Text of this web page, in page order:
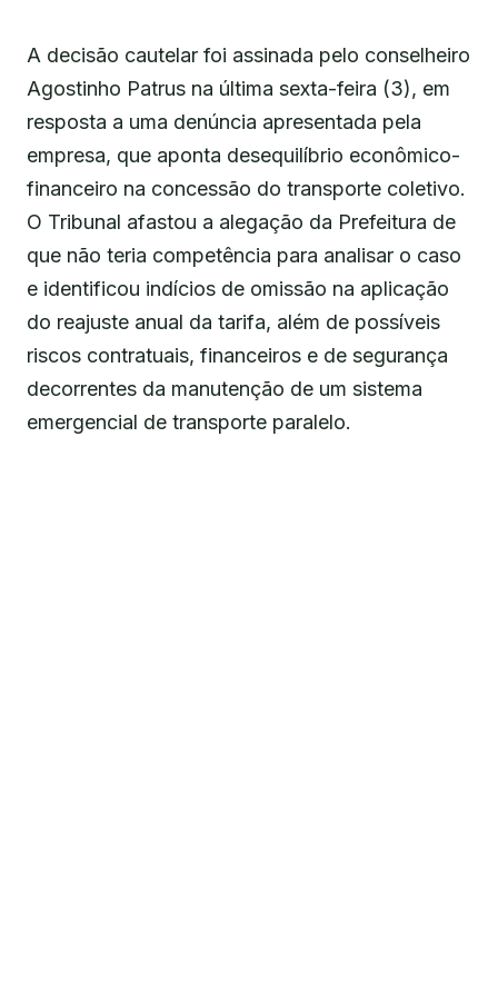
A decisão cautelar foi assinada pelo conselheiro
Agostinho Patrus na última sexta-feira (3), em
resposta a uma denúncia apresentada pela
empresa, que aponta desequilíbrio econômico-
financeiro na concessão do transporte coletivo.
O Tribunal afastou a alegação da Prefeitura de
que não teria competência para analisar o caso
e identificou indícios de omissão na aplicação
do reajuste anual da tarifa, além de possíveis
riscos contratuais, financeiros e de segurança
decorrentes da manutenção de um sistema
emergencial de transporte paralelo.